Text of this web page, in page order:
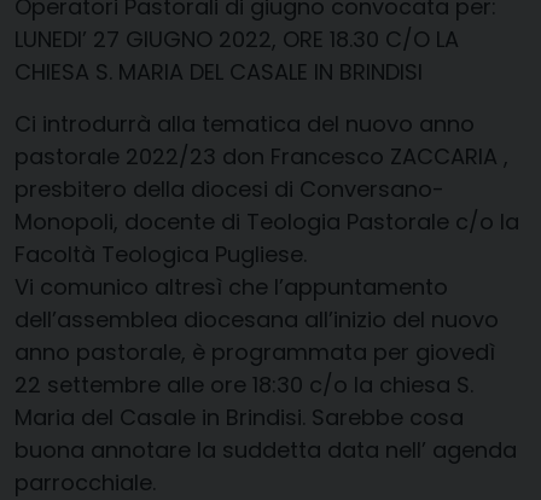
Operatori Pastorali di giugno convocata per:
LUNEDI’ 27 GIUGNO 2022, ORE 18.30 C/O LA
CHIESA S. MARIA DEL CASALE IN BRINDISI
Ci introdurrà alla tematica del nuovo anno
pastorale 2022/23 don Francesco ZACCARIA ,
presbitero della diocesi di Conversano-
Monopoli, docente di Teologia Pastorale c/o la
Facoltà Teologica Pugliese.
Vi comunico altresì che l’appuntamento
dell’assemblea diocesana all’inizio del nuovo
anno pastorale, è programmata per giovedì
22 settembre alle ore 18:30 c/o la chiesa S.
Maria del Casale in Brindisi. Sarebbe cosa
buona annotare la suddetta data nell’ agenda
parrocchiale.